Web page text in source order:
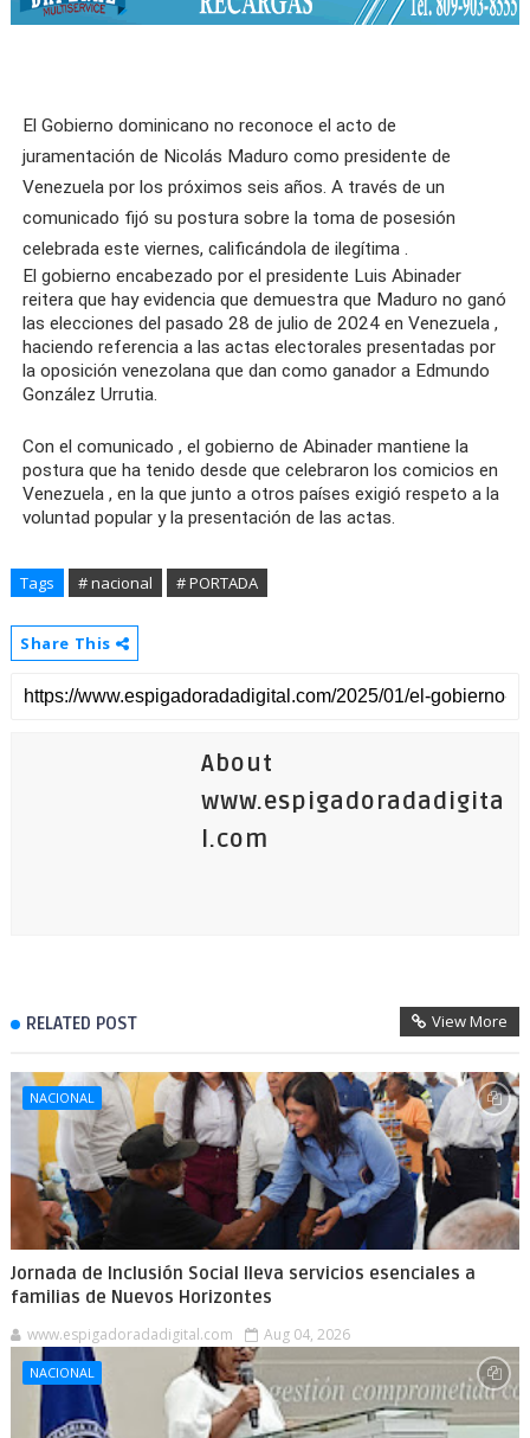
El Gobierno dominicano no reconoce el acto de
juramentación de Nicolás Maduro como presidente de
Venezuela por los próximos seis años. A través de un
comunicado fijó su postura sobre la toma de posesión
celebrada este viernes, calificándola de ilegítima .
El gobierno encabezado por el presidente Luis Abinader
reitera que hay evidencia que demuestra que Maduro no ganó
las elecciones del pasado 28 de julio de 2024 en Venezuela,
haciendo referencia a las actas electorales presentadas por
la oposición venezolana que dan como ganador a Edmundo
González Urrutia.
Con el comunicado , el gobierno de Abinadermantiene la
postura que ha tenido desde que celebraron los comicios en
Venezuela, en la que junto a otros países exigió respeto a la
voluntad popular y la presentación de las actas.
Tags # nacional # PORTADA
Share This
About
www.espigadoradadigita
l.com
RELATED POST View More
NACIONAL
Jornada de Inclusión Social lleva servicios esenciales a
familias de Nuevos Horizontes
www.espigadoradadigital.com Aug 04, 2026
NACIONAL